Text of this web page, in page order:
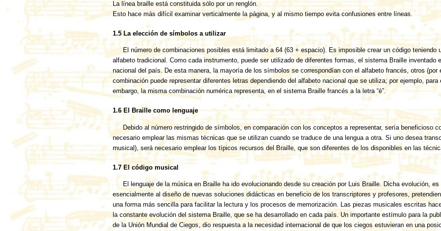
La línea braille está constituida sólo por un renglón.
Esto hace más difícil examinar verticalmente la página, y al mismo tiempo evita confusiones entre líneas.
1.5 La elección de símbolos a utilizar
El número de combinaciones posibles está limitado a 64 (63 + espacio). Es imposible crear un código
alfabeto tradicional. Como cada instrumento, puede ser utilizado de diferentes formas, el sistema Braille
nacional del país. De esta manera, la mayoría de los símbolos se correspondían con el alfabeto francés, otros (por
combinación puede representar diferentes letras dependiendo del alfabeto nacional que se utiliza; por ejemplo,
embargo, la misma combinación numérica representa, en el sistema Braille francés a la letra “è”.
1.6 El Braille como lenguaje
Debido al número restringido de símbolos, en comparación con los conceptos a representar, sería beneficioso
necesario emplear las mismas técnicas que se utilizan cuando se traduce de una lengua a otra. Si uno desea
musical), será necesario emplear los típicos recursos del Braille, que son diferentes de los disponibles en las
1.7 El código musical
El lenguaje de la música en Braille ha ido evolucionando desde su creación por Luis Braille. Dicha evolución,
esencialmente al diseño de nuevas soluciones didácticas en beneficio de los transcriptores y profesores,
una forma más sencilla para facilitar la lectura y los procesos de memorización. Las piezas musicales escritas
la constante evolución del sistema Braille, que se ha desarrollado en cada país. Un importante estímulo para la
de la Unión Mundial de Ciegos, dio respuesta a la necesidad internacional de que los ciegos estuvieran en una